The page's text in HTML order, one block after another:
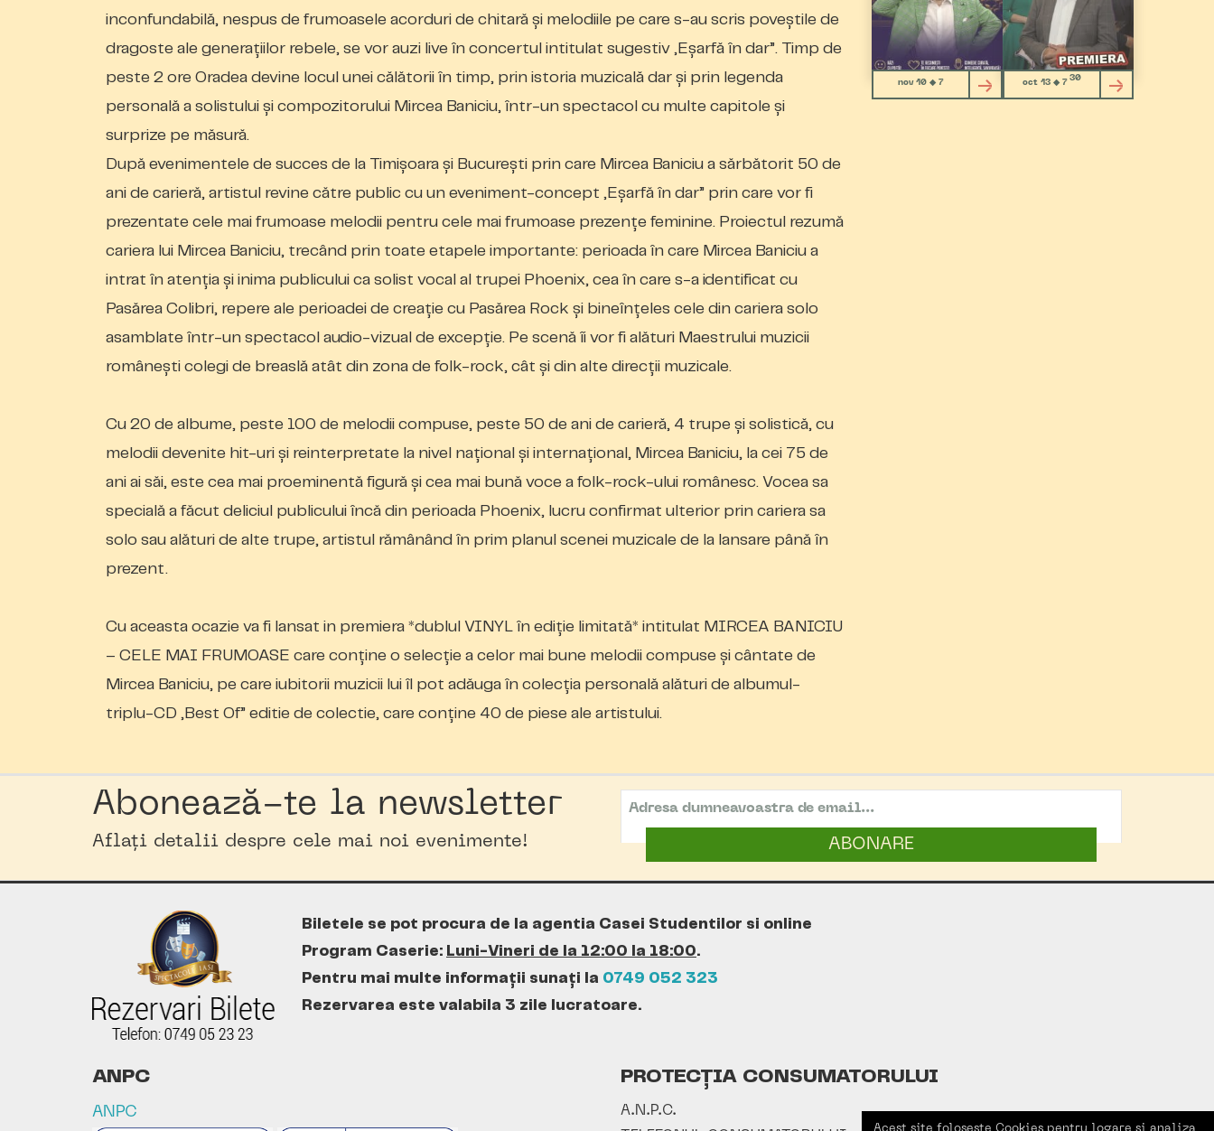
Acest site foloseste Cookies pentru logare si analiza
inconfundabilă, nespus de frumoasele acorduri de chitară şi melodiile pe care s-au scris poveştile de
dragoste ale generaţiilor rebele, se vor auzi live în concertul intitulat sugestiv „Eșarfă în dar”. Timp de
peste 2 ore Oradea devine locul unei călătorii în timp, prin istoria muzicală dar și prin legenda
personală a solistului şi compozitorului Mircea Baniciu, într-un spectacol cu multe capitole şi
surprize pe măsură.
După evenimentele de succes de la Timișoara și București prin care Mircea Baniciu a sărbătorit 50 de
ani de carieră, artistul revine către public cu un eveniment-concept „Eșarfă în dar” prin care vor fi
prezentate cele mai frumoase melodii pentru cele mai frumoase prezenţe feminine. Proiectul rezumă
cariera lui Mircea Baniciu, trecând prin toate etapele importante: perioada în care Mircea Baniciu a
intrat în atenția și inima publicului ca solist vocal al trupei Phoenix, cea în care s-a identificat cu
Pasărea Colibri, repere ale perioadei de creaţie cu Pasărea Rock şi bineînţeles cele din cariera solo
asamblate într-un spectacol audio-vizual de excepție. Pe scenă îi vor fi alături Maestrului muzicii
românești colegi de breaslă atât din zona de folk-rock, cât și din alte direcții muzicale.
Cu 20 de albume, peste 100 de melodii compuse, peste 50 de ani de carieră, 4 trupe și solistică, cu
melodii devenite hit-uri și reinterpretate la nivel național și internațional, Mircea Baniciu, la cei 75 de
ani ai săi, este cea mai proeminentă figură și cea mai bună voce a folk-rock-ului românesc. Vocea sa
specială a făcut deliciul publicului încă din perioada Phoenix, lucru confirmat ulterior prin cariera sa
solo sau alături de alte trupe, artistul rămânând în prim planul scenei muzicale de la lansare până în
prezent.
Cu aceasta ocazie va fi lansat in premiera *dublul VINYL în ediție limitată* intitulat MIRCEA BANICIU
– CELE MAI FRUMOASE care conține o selecție a celor mai bune melodii compuse și cântate de
Mircea Baniciu, pe care iubitorii muzicii lui îl pot adăuga în colecția personală alături de albumul-
triplu-CD „Best Of” editie de colectie, care conține 40 de piese ale artistului.
nov 10 ◆ 7 oct 13 ◆ 7 30
Abonează-te la newsletter
Aflați detalii despre cele mai noi evenimente! ABONARE
Biletele se pot procura de la agentia Casei Studentilor si online
Program Caserie: Luni-Vineri de la 12:00 la 18:00.
Pentru mai multe informații sunați la 0749 052 323
Rezervarea este valabila 3 zile lucratoare.
ANPC
ANPC
PROTECȚIA CONSUMATORULUI
A.N.P.C.